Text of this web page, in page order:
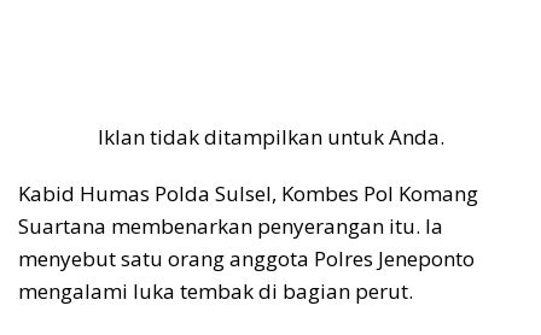
Iklan tidak ditampilkan untuk Anda.
Kabid Humas Polda Sulsel, Kombes Pol Komang
Suartana membenarkan penyerangan itu. Ia
menyebut satu orang anggota Polres Jeneponto
mengalami luka tembak di bagian perut.